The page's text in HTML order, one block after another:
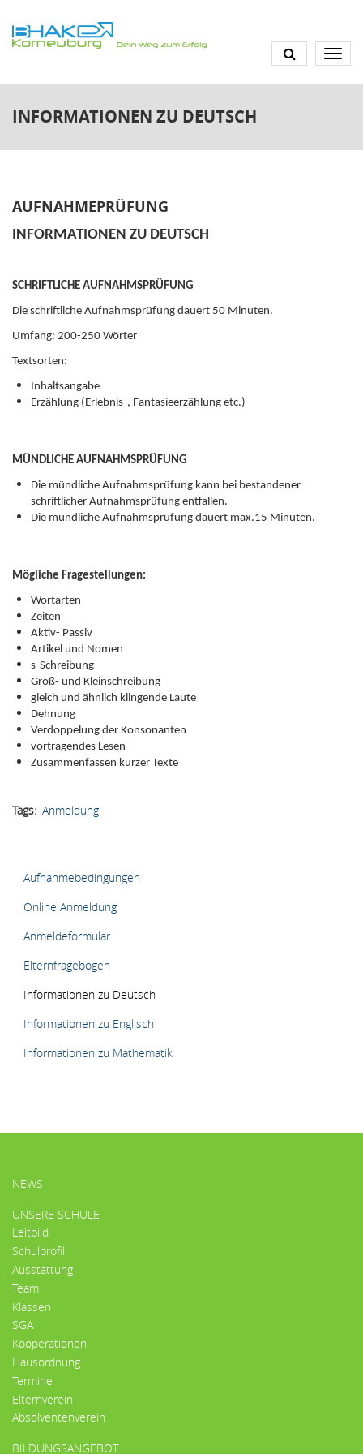
zum
Inhalt
INFORMATIONEN ZU DEUTSCH
AUFNAHMEPRÜFUNG
INFORMATIONEN ZU DEUTSCH
SCHRIFTLICHE AUFNAHMSPRÜFUNG
Die schriftliche Aufnahmsprüfung dauert 50 Minuten.
Umfang: 200-250 Wörter
Textsorten:
Inhaltsangabe
Erzählung (Erlebnis-, Fantasieerzählung etc.)
MÜNDLICHE AUFNAHMSPRÜFUNG
Die mündliche Aufnahmsprüfung kann bei bestandener
schriftlicher Aufnahmsprüfung entfallen.
Die mündliche Aufnahmsprüfung dauert max.15 Minuten.
Mögliche Fragestellungen:
Wortarten
Zeiten
Aktiv- Passiv
Artikel und Nomen
s-Schreibung
Groß- und Kleinschreibung
gleich und ähnlich klingende Laute
Dehnung
Verdoppelung der Konsonanten
vortragendes Lesen
Zusammenfassen kurzer Texte
Tags Anmeldung
HAUPTMENÜ
Aufnahmebedingungen
Online Anmeldung
Anmeldeformular
Elternfragebogen
Informationen zu Deutsch
Informationen zu Englisch
Informationen zu Mathematik
HAUPTMENÜ
NEWS
UNSERE SCHULE
Leitbild
Schulprofil
Ausstattung
Team
Klassen
SGA
Kooperationen
Hausordnung
Termine
Elternverein
Absolventenverein
BILDUNGSANGEBOT